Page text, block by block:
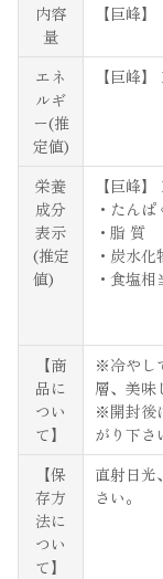
内容
量
【巨峰
エネ
ルギ
ー(推
定値)
【巨峰
栄養
成分
表示
(推定
値)
【巨峰
・たん
・脂
・炭水
・食塩
【商
品に
つい
て】
※冷やし
層、美味
※開封後
がり下さ
【保
存方
法に
つい
て】
直射日光
さい。